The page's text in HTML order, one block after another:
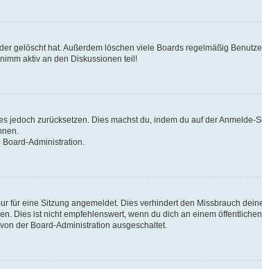
gelöscht hat. Außerdem löschen viele Boards regelmäßig
aktiv an den Diskussionen teil!
zurücksetzen. Dies machst du, indem du auf der Anmelde-
Administration.
für eine Sitzung angemeldet. Dies verhindert den Missbrauch
Dies ist nicht empfehlenswert, wenn du dich an einem
der Board-Administration ausgeschaltet.